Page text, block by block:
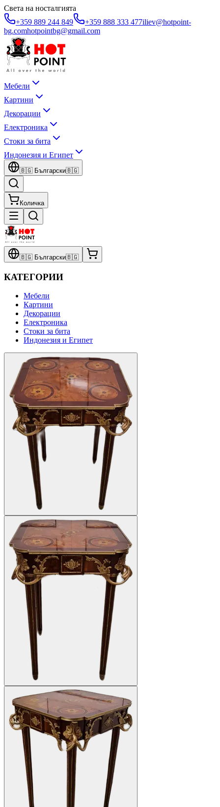
Света на носталгията
+359 889 244 849
+359 888 333 477iliev@hotpoint-
bg.comhotpointbg@gmail.com
Мебели
Картини
Декорации
Електроника
Стоки за бита
Индонезия и Египет
🇧🇬 Български🇧🇬
Количка
🇧🇬 Български🇧🇬
КАТЕГОРИИ
Мебели
Картини
Декорации
Електроника
Стоки за бита
Индонезия и Египет